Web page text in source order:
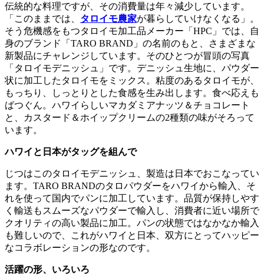
伝統的な料理ですが、その消費量は年々減少しています。
「このままでは、 タロイモ農家が暮らしていけなくなる」。
そう危機感をもつタロイモ加工品メーカー「HPC」では、自
身のブランド「TARO BRAND」の名前のもと、さまざまな
新製品にチャレンジしています。そのひとつが冒頭の写真
「タロイモデニッシュ」です。デニッシュ生地に、パウダー
状に加工したタロイモをミックス。粘度のあるタロイモが、
もっちり、しっとりとした食感を生み出します。食べ応えも
ばつぐん。ハワイらしいマカダミアナッツ＆チョコレート
と、カスタード＆ホイップクリームの2種類の味がそろって
います。
ハワイと日本がタッグを組んで
じつはこのタロイモデニッシュ、製造は日本でおこなってい
ます。TARO BRANDのタロパウダーをハワイから輸入、そ
れを使って国内でパンに加工しています。品質が保持しやす
く輸送もスムーズなパウダーで輸入し、消費者に近い場所で
クオリティの高い製品に加工。パンの状態ではなかなか輸入
も難しいので、これがハワイと日本、双方にとってハッピー
なコラボレーションの形なのです。
活躍の形、いろいろ